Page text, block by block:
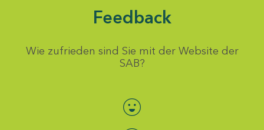
Feedback
Wie zufrieden sind Sie mit der Website der
SAB?
Bewertung auswählen